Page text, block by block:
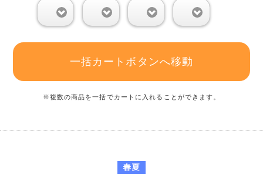
一括カートボタンへ移動
※複数の商品を一括でカートに入れることができます。